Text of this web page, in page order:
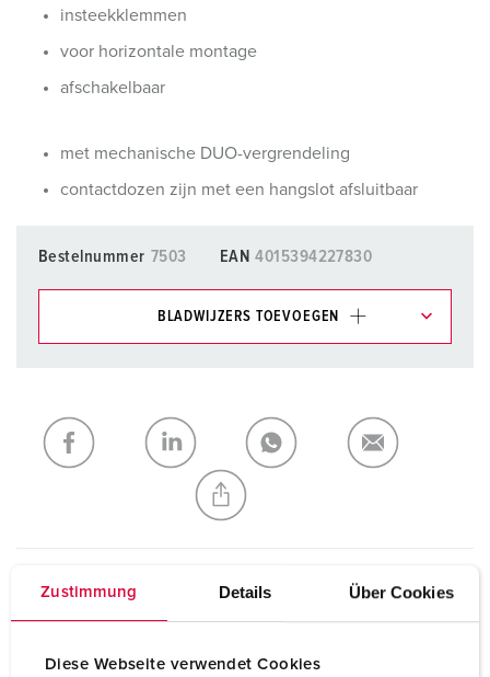
Zustimmung Details Über Cookies
Diese Webseite verwendet Cookies
insteekklemmen
voor horizontale montage
afschakelbaar
met mechanische DUO-vergrendeling
contactdozen zijn met een hangslot afsluitbaar
Bestelnummer 7503 EAN 4015394227830
BLADWIJZERS TOEVOEGEN
Mijn lijst TOEVOEGEN
NIEUW LIJST MAKEN